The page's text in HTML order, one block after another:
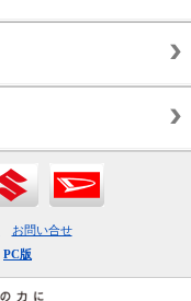
お問い合せ
PC版